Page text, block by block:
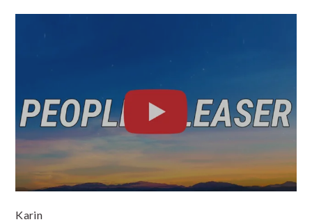
Karin